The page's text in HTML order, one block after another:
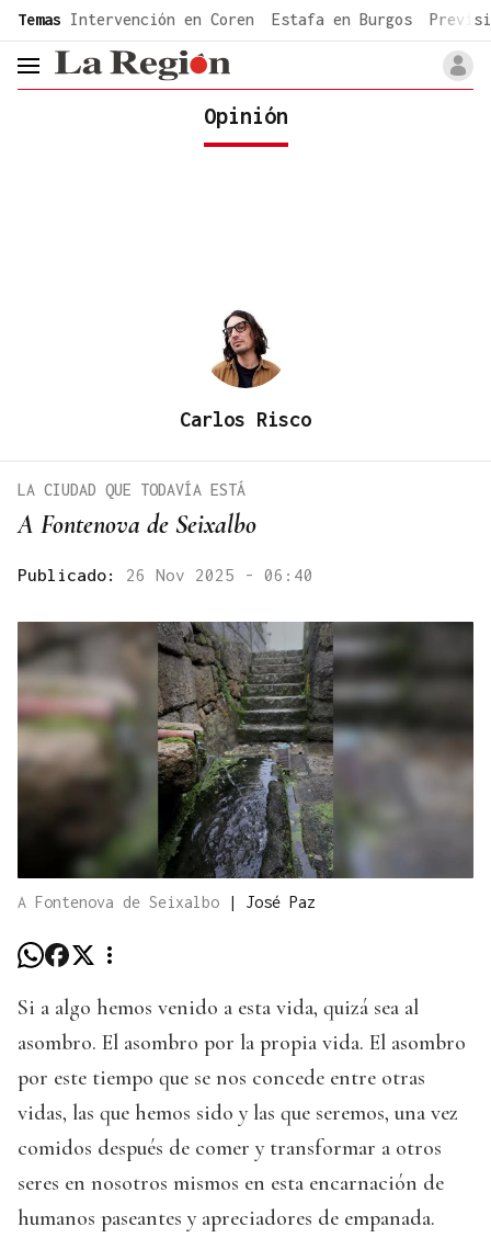
common.go-to-content
Temas Intervención en Coren Estafa en Burgos
header.menu.open
Opinión
Carlos Risco
A Fontenova de Seixalbo
LA CIUDAD QUE TODAVÍA ESTÁ
Publicado: 26 Nov 2025 - 06:40
A Fontenova de Seixalbo | José Paz
Si a algo hemos venido a esta vida, quizá sea al
asombro. El asombro por la propia vida. El asombro
por este tiempo que se nos concede entre otras
vidas, las que hemos sido y las que seremos, una vez
comidos después de comer y transformar a otros
seres en nosotros mismos en esta encarnación de
humanos paseantes y apreciadores de empanada.